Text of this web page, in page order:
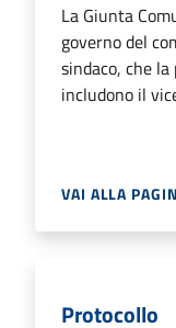
La Giunta
governo del
sindaco, che
includono il
VAI ALLA
Protocollo